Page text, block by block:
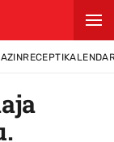
RECEPTI